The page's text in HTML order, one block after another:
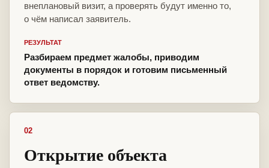
внеплановый визит, а проверять будут именно то,
о чём написал заявитель.
РЕЗУЛЬТАТ
Разбираем предмет жалобы, приводим
документы в порядок и готовим письменный
ответ ведомству.
02
Открытие объекта